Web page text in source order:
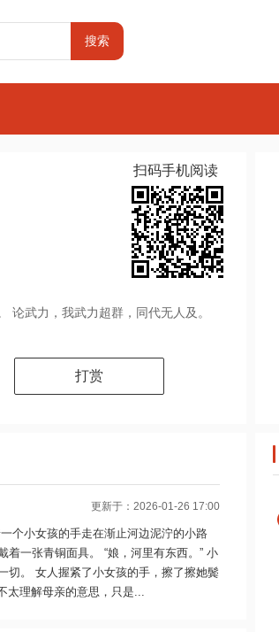
扫码手机阅读
论武力，我武力超群，同代无人及。
打赏
更新于：2026-01-26 17:00
个小女孩的手走在渐止河边泥泞的小路
一张青铜面具。 “娘，河里有东西。” 小
切。 女人握紧了小女孩的手，擦了擦她鬓
太理解母亲的意思，只是...